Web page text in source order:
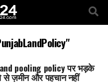
pooling policy पर भड़के
से ज़मीन और पहचान नहीं